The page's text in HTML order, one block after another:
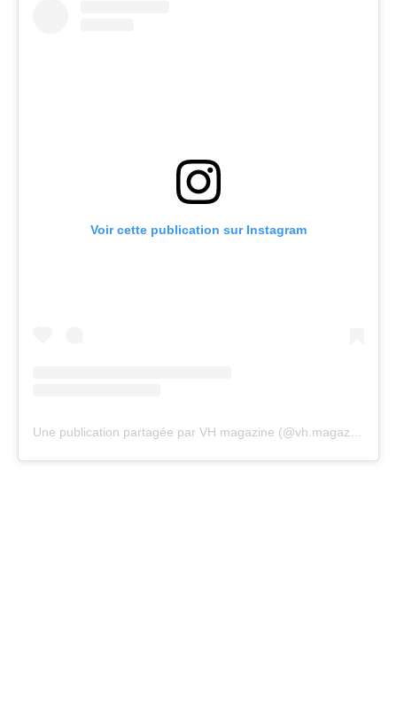
Voir cette publication sur Instagram